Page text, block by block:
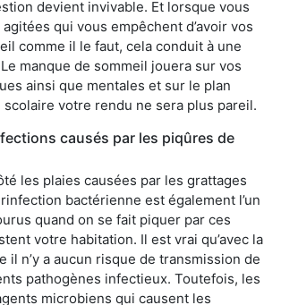
devient invivable. Et lorsque vous
qui vous empêchent d’avoir vos
comme il le faut, cela conduit à une
manque de sommeil jouera sur vos
ainsi que mentales et sur le plan
votre rendu ne sera plus pareil.
causés par les piqûres de
les plaies causées par les grattages
bactérienne est également l’un
quand on se fait piquer par ces
votre habitation. Il est vrai qu’avec la
il n’y a aucun risque de transmission de
pathogènes infectieux. Toutefois, les
microbiens qui causent les